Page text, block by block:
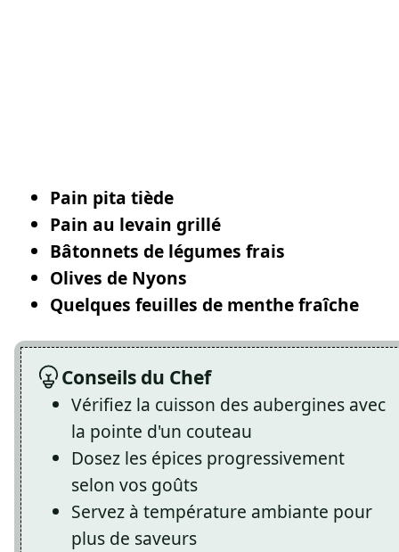
Pain pita tiède
Pain au levain grillé
Bâtonnets de légumes frais
Olives de Nyons
Quelques feuilles de menthe fraîche
Conseils du Chef
Vérifiez la cuisson des aubergines avec
la pointe d'un couteau
Dosez les épices progressivement
selon vos goûts
Servez à température ambiante pour
plus de saveurs